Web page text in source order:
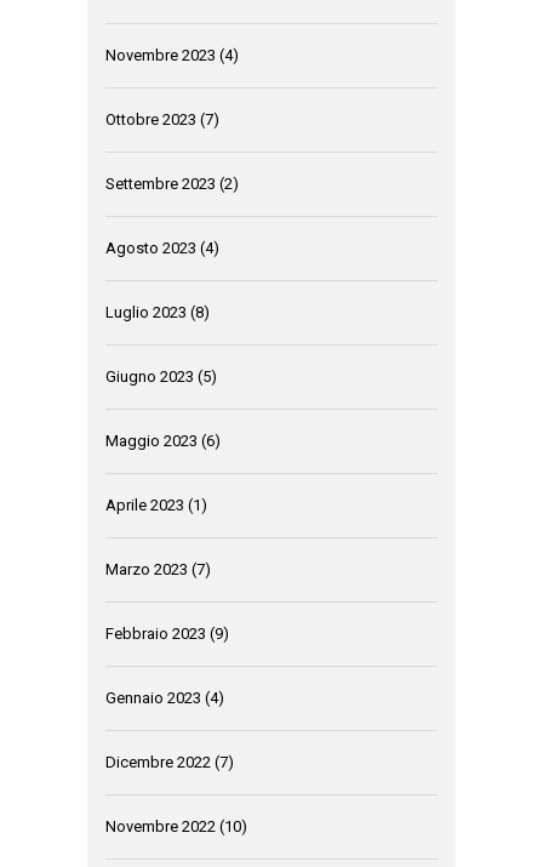
Novembre 2023 (4)
Ottobre 2023 (7)
Settembre 2023 (2)
Agosto 2023 (4)
Luglio 2023 (8)
Giugno 2023 (5)
Maggio 2023 (6)
Aprile 2023 (1)
Marzo 2023 (7)
Febbraio 2023 (9)
Gennaio 2023 (4)
Dicembre 2022 (7)
Novembre 2022 (10)